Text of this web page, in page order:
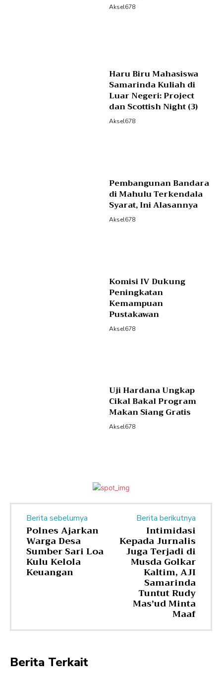
Aksel678
Haru Biru Mahasiswa
Samarinda Kuliah di
Luar Negeri: Project
dan Scottish Night (3)
Aksel678
Pembangunan Bandara
di Mahulu Terkendala
Syarat, Ini Alasannya
Aksel678
Komisi IV Dukung
Peningkatan
Kemampuan
Pustakawan
Aksel678
Uji Hardana Ungkap
Cikal Bakal Program
Makan Siang Gratis
Aksel678
Berita sebelumya
Polnes Ajarkan
Warga Desa
Sumber Sari Loa
Kulu Kelola
Keuangan
Berita berikutnya
Intimidasi
Kepada Jurnalis
Juga Terjadi di
Musda Golkar
Kaltim, AJI
Samarinda
Tuntut Rudy
Mas’ud Minta
Maaf
Berita Terkait